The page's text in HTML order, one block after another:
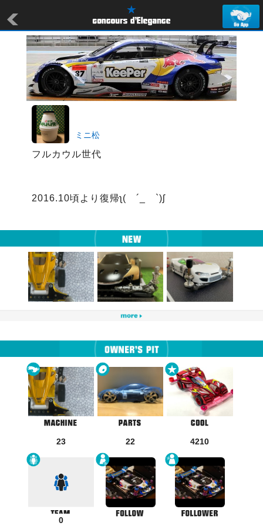
ミニ松
フルカウル世代
2016.10頃より復帰ʅ(　´_ゝ`)ʃ
23 22 4210
0